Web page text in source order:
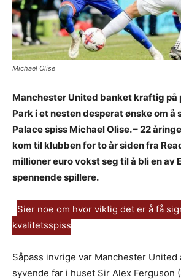
Michael Olise
Manchester United banket kraftig på
Park i et nesten desperat ønske om å
Palace spiss Michael Olise. – 22
kom til klubben for to år siden fra
millioner euro vokst seg til å bli en av
spennende spillere.
Sier noe om hvor viktig det er å få
kvalitetsspiss
Såpass invrige var Manchester United
syvende far i huset Sir Alex Ferguson